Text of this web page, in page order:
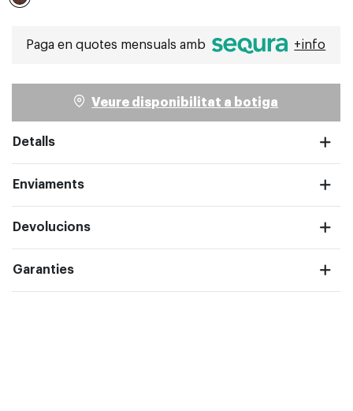
completa
Paga en quotes mensuals amb +info
Veure disponibilitat a botiga
Detalls
Enviaments
Devolucions
Garanties